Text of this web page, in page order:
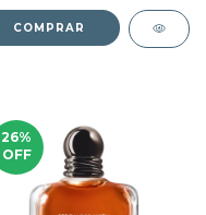
COMPRAR
26%
OFF